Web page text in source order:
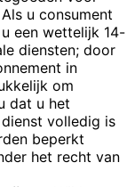
u consument
een wettelijk 14-
diensten; door
in
om
dat u het
volledig is
beperkt
het recht van